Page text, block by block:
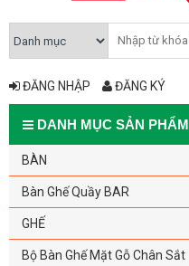
ĐĂNG NHẬP ĐĂNG KÝ
DANH MỤC SẢN PHẨM
BÀN
Bàn Ghế Quầy BAR
GHẾ
Bộ Bàn Ghế Mặt Gỗ Chân Sắt